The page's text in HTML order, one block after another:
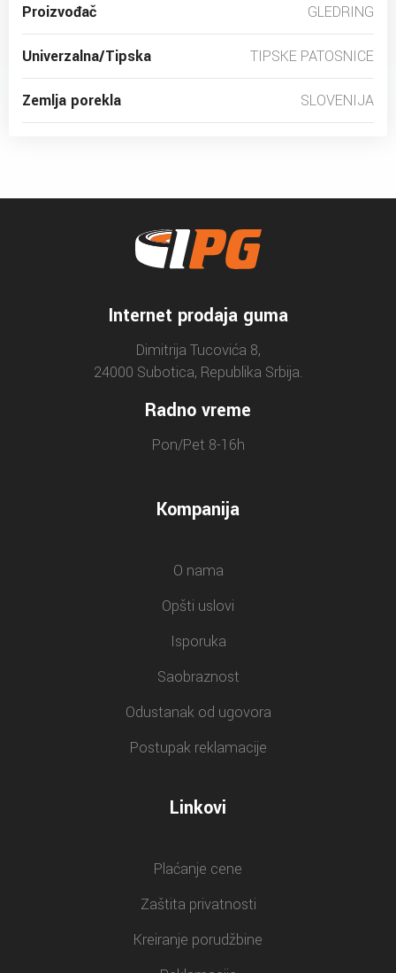
Proizvođač GLEDRING
Univerzalna/Tipska TIPSKE PATOSNICE
Zemlja porekla SLOVENIJA
Internet prodaja guma
Dimitrija Tucovića 8,
24000 Subotica, Republika Srbija.
Radno vreme
Pon/Pet 8-16h
Kompanija
O nama
Opšti uslovi
Isporuka
Saobraznost
Odustanak od ugovora
Postupak reklamacije
Linkovi
Plaćanje cene
Zaštita privatnosti
Kreiranje porudžbine